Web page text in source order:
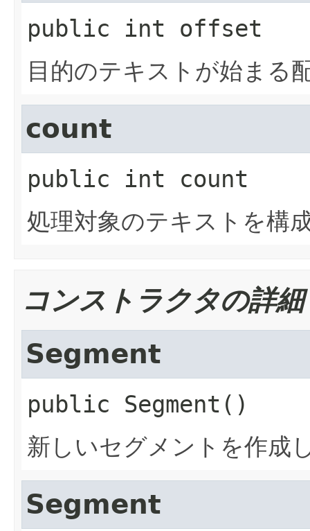
public int offset
目的のテキストが始まる
count
public int
count
処理対象のテキストを構
コンストラクタの詳細
Segment
public Segment ()
新しいセグメントを作成
Segment